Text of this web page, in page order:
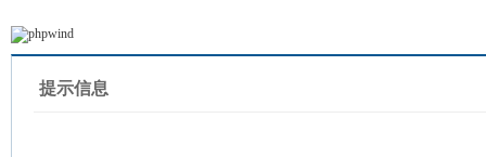
提示信息